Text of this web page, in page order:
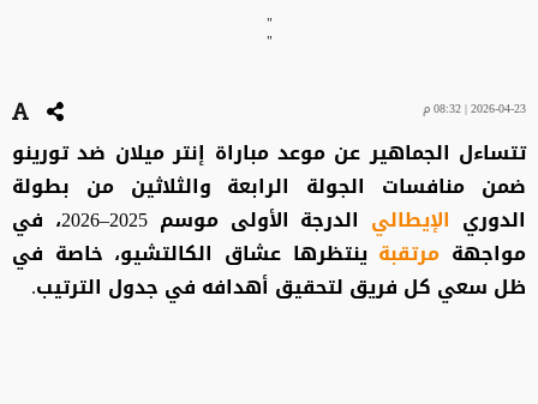
"
"
2026-04-23 | 08:32 م
تتساءل الجماهير عن موعد مباراة إنتر ميلان ضد تورينو
ضمن منافسات الجولة الرابعة والثلاثين من بطولة
الدوري الإيطالي
الدرجة الأولى موسم 2025–2026، في
مواجهة مرتقبةينتظرها عشاق الكالتشيو، خاصة في
ظل سعي كل فريق لتحقيق أهدافه في جدول الترتيب.